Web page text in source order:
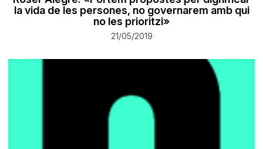
la vida de les persones, no governarem amb qui
no les prioritzi»
21/05/2019